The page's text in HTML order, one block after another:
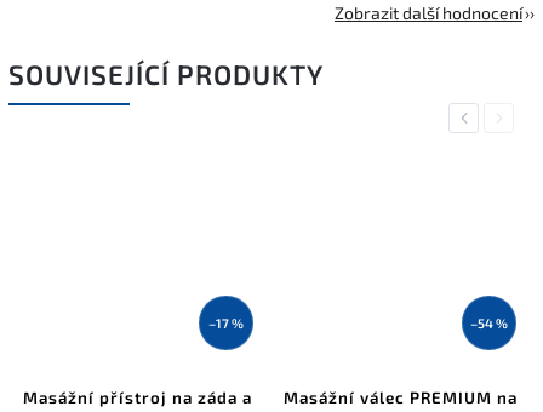
Zobrazit další hodnocení
SOUVISEJÍCÍ PRODUKTY
Previous
–17 %
Masážní přístroj na záda a
–54 %
Masážní válec PREMIUM na
Next